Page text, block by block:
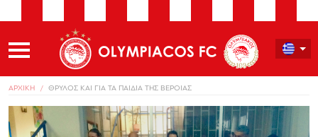
ΑΡΧΙΚΗ ΘΡΥΛΟΣ ΚΑΙ ΓΙΑ ΤΑ ΠΑΙΔΙΑ ΤΗΣ ΒΕΡΟΙΑΣ